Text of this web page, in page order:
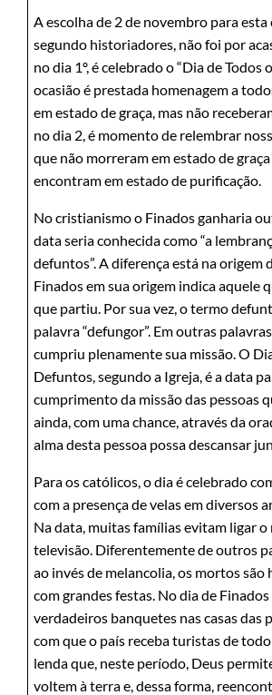
A escolha de 2 de novembro para
segundo historiadores, não foi por
no dia 1º, é celebrado o “Dia de Todos
ocasião é prestada homenagem a
em estado de graça, mas não
no dia 2, é momento de relembrar
que não morreram em estado de
encontram em estado de purificação.
No cristianismo o Finados ganharia
data seria conhecida como “a
defuntos”. A diferença está na origem
Finados em sua origem indica aquele
que partiu. Por sua vez, o termo
palavra “defungor”. Em outras
cumpriu plenamente sua missão. O
Defuntos, segundo a Igreja, é a data
cumprimento da missão das pessoas
ainda, com uma chance, através da
alma desta pessoa possa descansar
Para os católicos, o dia é celebrado
com a presença de velas em diversos
Na data, muitas famílias evitam ligar o
televisão. Diferentemente de outros
ao invés de melancolia, os mortos são
com grandes festas. No dia de
verdadeiros banquetes nas casas das
com que o país receba turistas de
lenda que, neste período, Deus
voltem à terra e, dessa forma,